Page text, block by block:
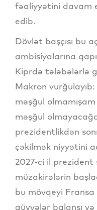
fəaliyyətini davam
edib.
Dövlət başçısı bu
ambisiyalarına
Kiprdə tələbələrlə
Makron
məşğul
məşğul
prezidentlikdən
çəkilmək niyyətini
2027-ci il prezident
müzakirələrin
bu mövqeyi
qüvvələr balansı